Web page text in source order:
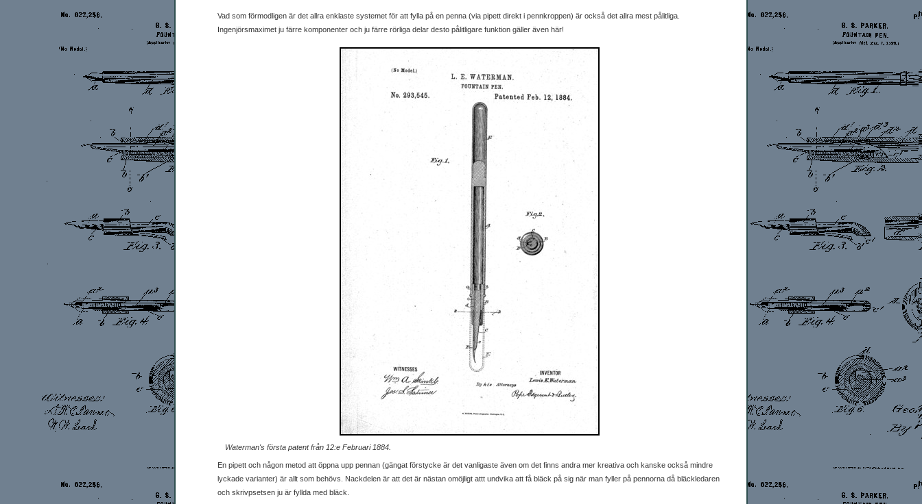
Vad som förmodligen är det allra enklaste systemet för att fylla på en penna (via pipett direkt i pennkroppen) är också det allra mest pålitliga.
Ingenjörsmaximet ju färre komponenter och ju färre rörliga delar desto pålitligare funktion gäller även här!
Waterman's första patent från 12:e Februari 1884.
En pipett och någon metod att öppna upp pennan (gängat förstycke är det vanligaste även om det finns andra mer kreativa och kanske också mindre
lyckade varianter) är allt som behövs. Nackdelen är att det är nästan omöjligt attt undvika att få bläck på sig när man fyller på pennorna då bläckledaren
och skrivpsetsen ju är fyllda med bläck.